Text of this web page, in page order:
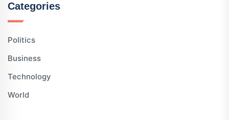
Categories
Politics
Business
Technology
World